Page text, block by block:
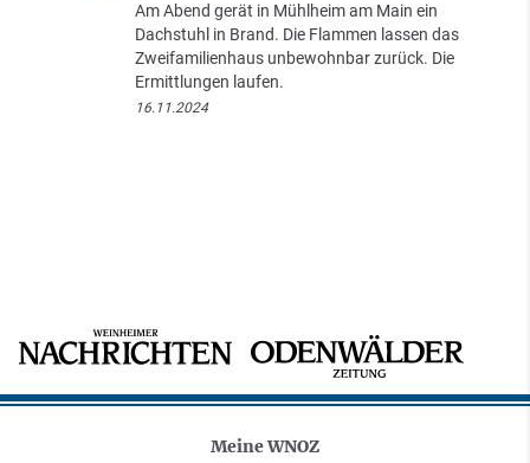
Am Abend gerät in Mühlheim am Main ein
Dachstuhl in Brand. Die Flammen lassen das
Zweifamilienhaus unbewohnbar zurück. Die
Ermittlungen laufen.
16.11.2024
Meine WNOZ